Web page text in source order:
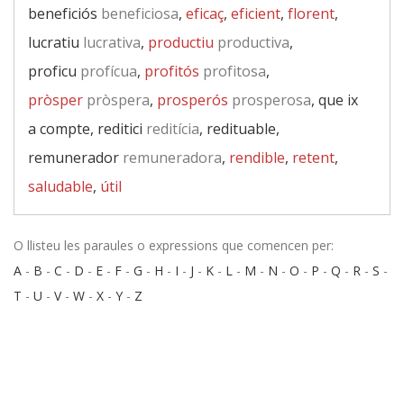
beneficiós beneficiosa, eficaç, eficient, florent,
lucratiu lucrativa, productiu productiva,
proficu profícua, profitós profitosa,
pròsper pròspera, prosperós prosperosa, que ix
a compte, reditici reditícia, redituable,
remunerador remuneradora, rendible, retent,
saludable, útil
O llisteu les paraules o expressions que comencen per:
A - B - C - D - E - F - G - H - I - J - K - L - M - N - O - P - Q - R - S -
T - U - V- W - X - Y - Z